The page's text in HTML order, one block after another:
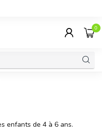
0
enfants de 4 à 6 ans.